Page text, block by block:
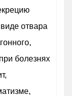
отвара
болезнях